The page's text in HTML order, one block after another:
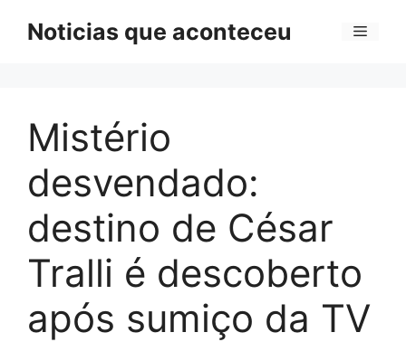
Noticias que aconteceu Menu
Mistério
desvendado:
destino de César
Tralli é descoberto
após sumiço da TV